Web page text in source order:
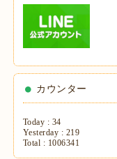
カウンター
Today : 34
Yesterday : 219
Total : 1006341